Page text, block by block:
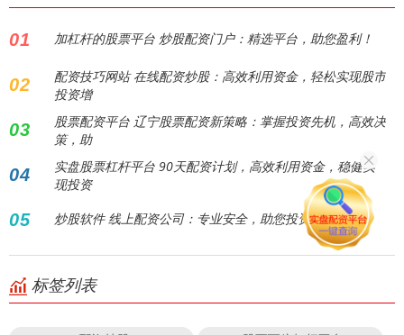
01 加杠杆的股票平台 炒股配资门户：精选平台，助您盈利！
02
配资技巧网站 在线配资炒股：高效利用资金，轻松实现股市
投资增
03
股票配资平台 辽宁股票配资新策略：掌握投资先机，高效决
策，助
04
实盘股票杠杆平台 90天配资计划，高效利用资金，稳健实
现投资
05 炒股软件 线上配资公司：专业安全，助您投资增值
标签列表